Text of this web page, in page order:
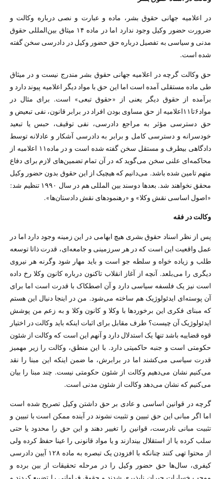
در اعلامیه جهانی حقوق بشر، ماده و عبارت و نصی درباره وکالت و
ضرورت حضور وکیل وجود ندارد اما در ماده‌ ۱۴ میثاق‌ بین‌المللی‌ حقوق‌
مدنی‌ و سیاسی‌ به تفصیل درباره حق حضور وکیل در دادرسی سخن گفته
شده است.
حق وکالت گرچه در اعلامیه جهانی حقوق بشر مندرج نیست و در میثاق
طی ماده مستقلی آمده است اما این حق با مواد دیگر اعلامیه پیوند دارد و
برآمده از حقوق دیگر یعنی از «حقوق تبعی» است. برای مثال در
مواد۶تا۱۱اعلامیه از حق مساوی بودن افراد در برابر قانون، نفی تبعیض و
حق دسترسی مؤثر به مراجع دادرسی، نفی توقیف، حبس یا تبعید
خودسرانه و دسترسی کامل و برابر به دادرسی آشکار و عادلانه توسط
دادگاهی بیطرف و مستقل سخن گفته شده است و در ماده١١ اعلامیه از
محاکمه‌ای علنی سخن می‌گوید که در آن تمام تضمین‌های لازم برای دفاع
متهم تامین شده باشد. می‌دانیم که هیچیک از این حقوق بدون حضور وکیل
محقق نخواهند شد. بعد‌ها دوسند بین المللی هم در سال ۱۹۹۰ تنظیم شد:
«اصول اساسی نقش وکلا» و «رهنمودهای نقش دادستان‌ها».
وکالت در فقه
پس از نظر اسناد حقوق بشری هیچ ابهامی در این زمینه وجود دارد اما در
عمل واقعیت این است که در هر سرزمینی و جامعه‌ای، قدرت ذاتا توسعه
طلب و زیاده خواه و سلطه جو است و باید مهار شود وگرنه هر نیروی
دیگری را می‌بلعد. آنچه از آغاز انقلاب تاکنون درباره کانون وکلا رخ داده
است نیز یک فلسفه سیاسی دارد و آن اصطکاک با قدرت است اما برای
آن پوسته‌ای ایدئولوژیک هم ساخته می‌شود. من در اینجا دنبال این هستم
که مبنای فکری این برخورد‌ها با وکلا و کانون وکلا و به زعم من پوشش
ایدئولوژیک آن چیست؟ طرف مقابل برای اثبات اینکه باید وکالت در اختیار
قوه قضاییه باشد تنها یک استدلال دارد و آنهم این است که وکالت از شئون
حکومتی است و جنبه حاکمیتی دارد. با این منطق، وکالت را زیر مهمیز
قدرت سیاسی می‌کشند اما در برابرش، ما ضمن اینکه این مبنا را نقد
می‌کنیم نشان می‌دهیم وکالت از شئون حکومتی نیست. چند مبنا را بیان
می‌کنیم که نشان می‌دهد وکالت از شئون مدنی است.
گرچه در قوانین اساسی و عادی بر حق داشتن وکیل تصریح شده است
اما اگر مبانی این حق تبیین و تثبیت نشوند در آینده ممکن است با تبیین و
تثبیت مبانی نادرست، قوانین را تغییر دهند و این حق را محدود یا حتی
سلب کرده یا از استقلال بیندازند و یا مواد قانونی را عینا حفظ کرده ولی
از محتوا تهی کنند چنانکه با افزودن یک تبصره به ماده ۱۲۸ آیین دادرسی
کیفری، سال‌ها حق حضور وکیل را در مرحله تحقیقات از بین برده و
موجب خسارات جبران ناپذیری شدند و حقوق فراوانی را تضییع کردند و